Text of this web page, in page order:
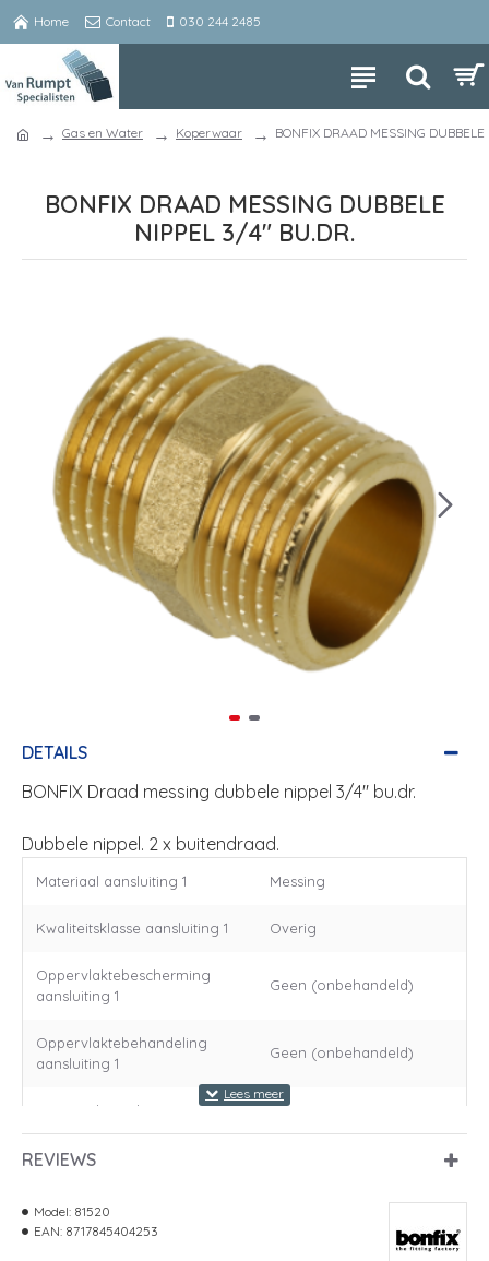
Home Contact 030 244 2485
Gas en Water Koperwaar BONFIX DRAAD MESSING
BONFIX DRAAD MESSING DUBBELE
NIPPEL 3/4" BU.DR.
DETAILS
BONFIX Draad messing dubbele nippel 3/4" bu.dr.
Dubbele nippel. 2 x buitendraad.
Materiaal aansluiting 1 Messing
Kwaliteitsklasse aansluiting 1 Overig
Oppervlaktebescherming
aansluiting 1
Geen (onbehandeld)
Oppervlaktebehandeling
aansluiting 1
Geen (onbehandeld)
Materiaal aansluiting 2 Messing
Kwaliteitsklasse aansluiting 2
Oppervlaktebescherming
aansluiting 2
REVIEWS
Model: 81520
EAN: 8717845404253